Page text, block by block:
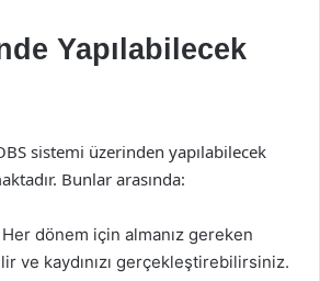
Yapılabilecek
sistemi üzerinden yapılabilecek
Bunlar arasında:
Her dönem için almanız gereken
ve kaydınızı gerçekleştirebilirsiniz.